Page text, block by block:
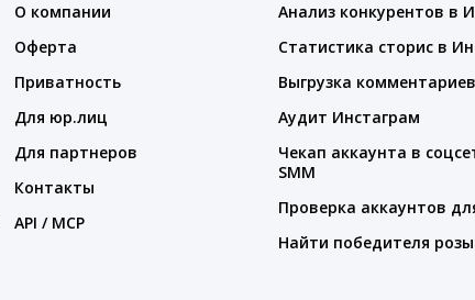
О компании
Оферта
Приватность
Для юр.лиц
Для партнеров
Контакты
API / MCP
Анализ конкурентов в
Статистика сторис в
Выгрузка
Аудит Инстаграм
Чекап аккаунта в
SMM
Проверка аккаунтов
Найти победителя